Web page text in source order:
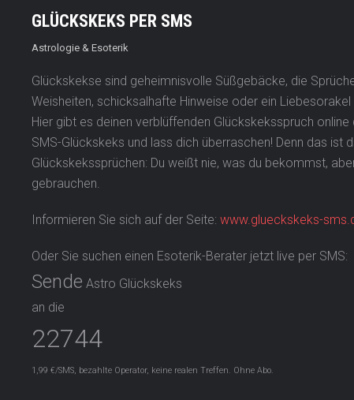
GLÜCKSKEKS PER SMS
Astrologie & Esoterik
Glückskekse sind geheimnisvolle Süßgebäcke, die
Weisheiten, schicksalhafte Hinweise oder ein
Hier gibt es deinen verblüffenden Glückskeksspruch
SMS-Glückskeks und lass dich überraschen! Denn das ist
Glückskekssprüchen: Du weißt nie, was du bekommst,
gebrauchen.
Informieren Sie sich auf der Seite: www.glueckskeks-
Oder Sie suchen einen Esoterik-Berater jetzt live per SMS:
Sende Astro Glückskeks
an die
22744
1,99 €/SMS, bezahlte Operator, keine realen Treffen. Ohne Abo.